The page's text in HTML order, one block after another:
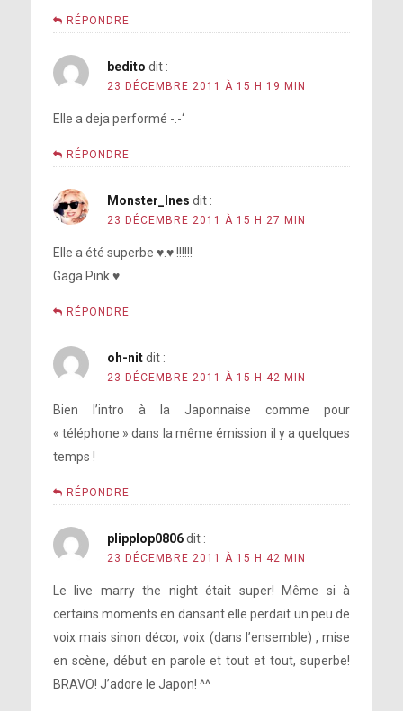
RÉPONDRE
bedito dit :
23 DÉCEMBRE 2011 À 15 H 19 MIN
Elle a deja performé -.-‘
RÉPONDRE
Monster_Ines dit :
23 DÉCEMBRE 2011 À 15 H 27 MIN
Elle a été superbe ♥.♥ !!!!!!
Gaga Pink ♥
RÉPONDRE
oh-nit dit :
23 DÉCEMBRE 2011 À 15 H 42 MIN
Bien l’intro à la Japonnaise comme pour
« téléphone » dans la même émission il y a quelques
temps !
RÉPONDRE
plipplop0806 dit :
23 DÉCEMBRE 2011 À 15 H 42 MIN
Le live marry the night était super! Même si à
certains moments en dansant elle perdait un peu de
voix mais sinon décor, voix (dans l’ensemble) , mise
en scène, début en parole et tout et tout, superbe!
BRAVO! J’adore le Japon! ^^